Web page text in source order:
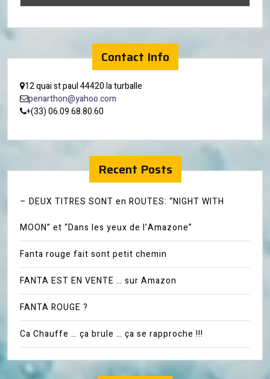
Contact Info
12 quai st paul 44420 la turballe
penarthon@yahoo.com
+(33) 06.09.68.80.60
Recent Posts
– DEUX TITRES SONT en ROUTES: “NIGHT WITH
MOON” et “Dans les yeux de l’Amazone”
Fanta rouge fait sont petit chemin
FANTA EST EN VENTE … sur Amazon
FANTA ROUGE ?
Ca Chauffe … ça brule … ça se rapproche !!!